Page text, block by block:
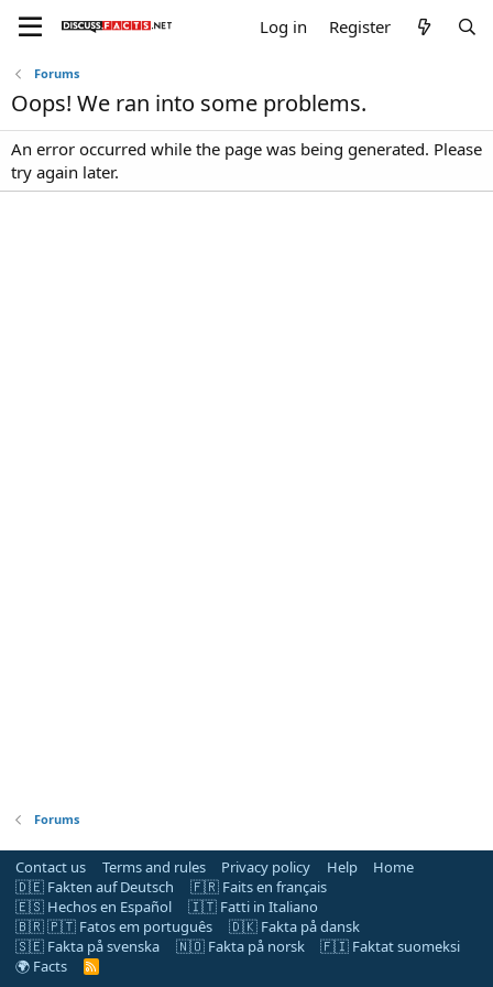
Log in Register
Forums
Oops! We ran into some problems.
An error occurred while the page was being generated. Please
try again later.
Forums
Contact us Terms and rules Privacy policy Help
Home
🇩🇪 Fakten auf Deutsch
🇫🇷 Faits en français
🇪🇸 Hechos en Español
🇮🇹 Fatti in Italiano
🇧🇷 🇵🇹 Fatos em português
🇩🇰 Fakta på dansk
🇸🇪 Fakta på svenska
🇳🇴 Fakta på norsk
🇫🇮 Faktat suomeksi
🌍 Facts
R